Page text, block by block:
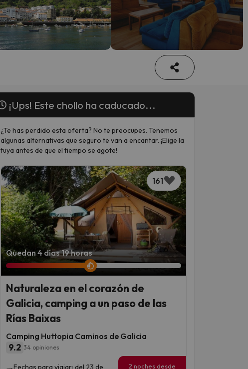
¡Ups! Este chollo ha caducado...
¿Te has perdido esta oferta? No te preocupes. Tenemos
algunas alternativas que seguro te van a encantar. ¡Elige la
tuya antes de que el tiempo se agote!
161
Quedan 4 días 19 horas
Naturaleza en el corazón de
Galicia, camping a un paso de las
Rías Baixas
Camping Huttopia Caminos de Galicia
9.2 34 opiniones
Fechas para viajar: del 23 de
2 noches desde